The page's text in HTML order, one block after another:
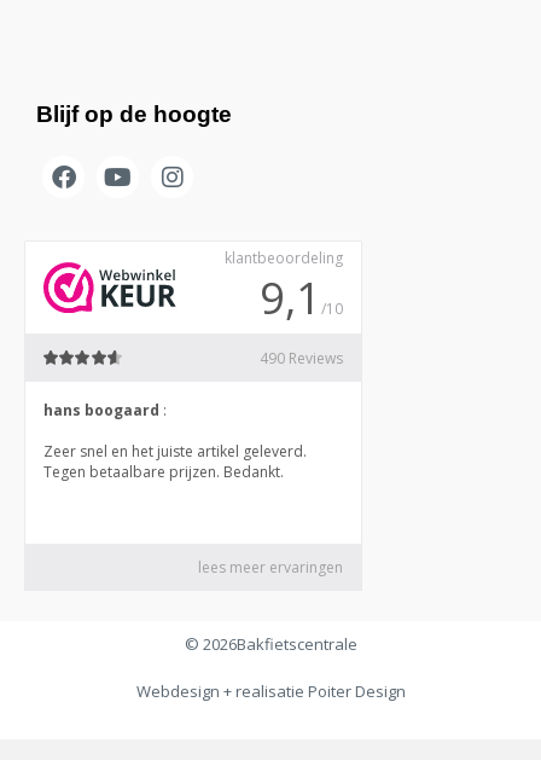
Blijf op de hoogte
© 2026Bakfietscentrale
Webdesign + realisatie Poiter Design